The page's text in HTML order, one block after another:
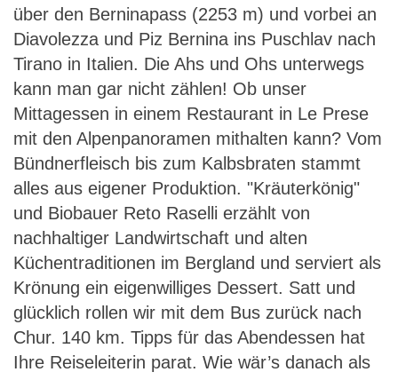
über den Berninapass (2253 m) und vorbei an
Diavolezza und Piz Bernina ins Puschlav nach
Tirano in Italien. Die Ahs und Ohs unterwegs
kann man gar nicht zählen! Ob unser
Mittagessen in einem Restaurant in Le Prese
mit den Alpenpanoramen mithalten kann? Vom
Bündnerfleisch bis zum Kalbsbraten stammt
alles aus eigener Produktion. "Kräuterkönig"
und Biobauer Reto Raselli erzählt von
nachhaltiger Landwirtschaft und alten
Küchentraditionen im Bergland und serviert als
Krönung ein eigenwilliges Dessert. Satt und
glücklich rollen wir mit dem Bus zurück nach
Chur. 140 km. Tipps für das Abendessen hat
Ihre Reiseleiterin parat. Wie wär’s danach als